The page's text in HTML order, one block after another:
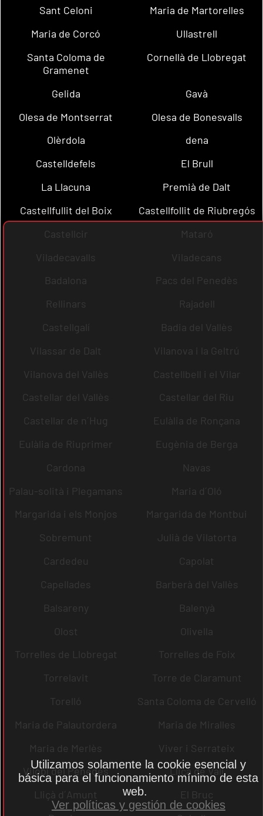
Sant Celoni
Maria de Martorelles
Maria de Corcó
Ullastrell
Santa Coloma de
Gramenet
Cornellà de Llobregat
Gelida
Gavà
Olesa de Montserrat
Olesa de Bonesvalls
Olèrdola
dena
Castelldefels
El Brull
La Llacuna
Premià de Dalt
Castellfullit del Boix
Castellfollit de Riubregós
Castellcir
Mataró
Viladecavalls
Viladecans
Badalona
Pacs del Penedès
Rellinars
Rajadell
Castellgalí
Badia del Vallès
Vilassar de Dalt
Vilanova i la Geltrú
Vilanova del Vallès
Castellbell i el Vilar
Castellar del Vallès
Castellar del Riu
Castellar de n´Hug
Eulàlia de Ronçana
Eulàlia de Riuprimer
Eugènia de Berga
Cardona
Navas
Palau-solità i Plegamans
Maria d´Oló
Margarida i els Monjos
Margarida de Montbui
Sobremunt
Julià de Vilatorta
Cardedeu
Capolat
Capellades
Barberà del Vallès
Balsareny
Balenyà
Olost
Olivella
Torrelles de Llobregat
Torrelles de Foix
Torrelavit
Torre de Claramunt
Torelló
Santa Coloma de Cervelló
Maria de Palautordera
Maria de Miralles
Maria de Merlès
Viver i Serrateix
Vilobí del Penedès
Lliçà de Vall
Lliçà d´Amunt
El Bruc
Utilizamos solamente la cookie esencial y
básica para el funcionamiento mínimo de esta
web.
Ver políticas y gestión de cookies